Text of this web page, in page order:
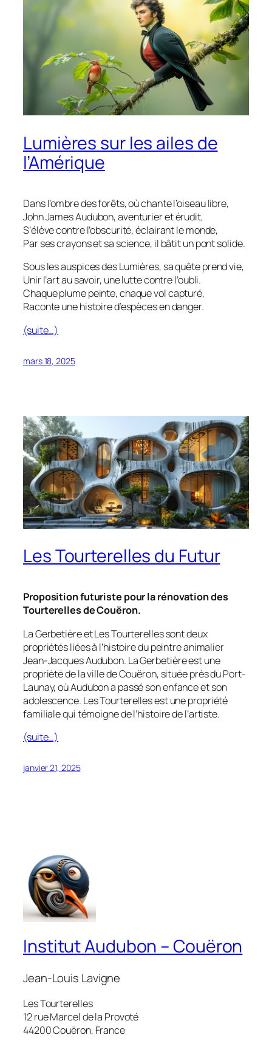
Lumières sur les ailes de
l’Amérique
Dans l’ombre des forêts, où chante l’oiseau libre,
John James Audubon, aventurier et érudit,
S’élève contre l’obscurité, éclairant le monde,
Par ses crayons et sa science, il bâtit un pont solide.
Sous les auspices des Lumières, sa quête prend vie,
Unir l’art au savoir, une lutte contre l’oubli.
Chaque plume peinte, chaque vol capturé,
Raconte une histoire d’espèces en danger.
(suite…)
mars 18, 2025
Les Tourterelles du Futur
Proposition futuriste pour la rénovation des
Tourterelles de Couëron.
La Gerbetière et Les Tourterelles sont deux
propriétés liées à l’histoire du peintre animalier
Jean-Jacques Audubon. La Gerbetière est une
propriété de la ville de Couëron, située près du Port-
Launay, où Audubon a passé son enfance et son
adolescence. Les Tourterelles est une propriété
familiale qui témoigne de l’histoire de l’artiste.
(suite…)
janvier 21, 2025
Institut Audubon – Couëron
Jean-Louis Lavigne
Les Tourterelles
12 rue Marcel de la Provoté
44200 Couëron, France